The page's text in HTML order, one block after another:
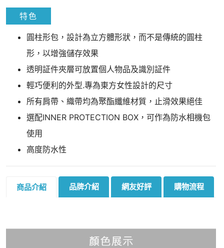
特色
圓柱形包，設計為立方體形狀，而不是傳統的圓柱
形，以增強儲存效果
透明証件夾層可放置個人物品及識別証件
輕巧便利的外型.專為東方女性設計的尺寸
所有肩帶、織帶均為聚酯纖維材質，止滑效果絕佳
選配INNER PROTECTION BOX，可作為防水相機包
使用
高度防水性
商品介紹 品牌介紹 網友好評 購物流程